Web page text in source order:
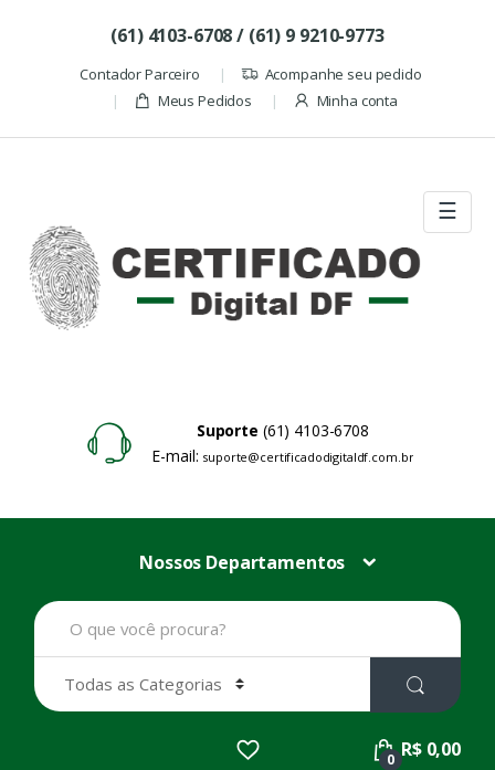
(61) 4103-6708 / (61) 9 9210-9773
Contador Parceiro
Acompanhe seu pedido
Meus Pedidos
Minha conta
☰
Suporte (61) 4103-6708
E-mail: suporte@certificadodigitaldf.com.br
Nossos Departamentos
B
u
a
r
0 R$ 0,00